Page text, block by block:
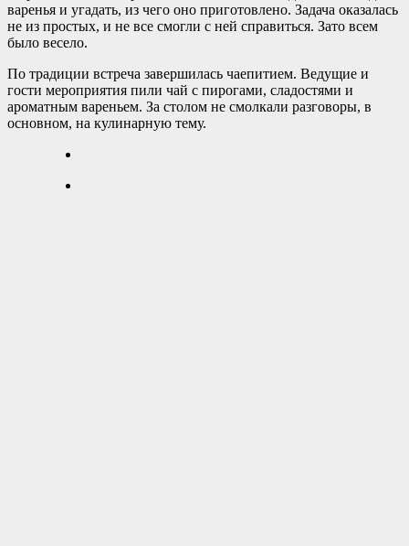
варенья и угадать, из чего оно приготовлено. Задача оказалась
не из простых, и не все смогли с ней справиться. Зато всем
было весело.
По традиции встреча завершилась чаепитием. Ведущие и
гости мероприятия пили чай с пирогами, сладостями и
ароматным вареньем. За столом не смолкали разговоры, в
основном, на кулинарную тему.